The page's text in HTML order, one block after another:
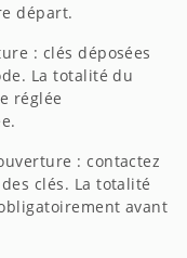
départ.
: clés déposées
La totalité du
réglée
: contactez
clés. La totalité
avant